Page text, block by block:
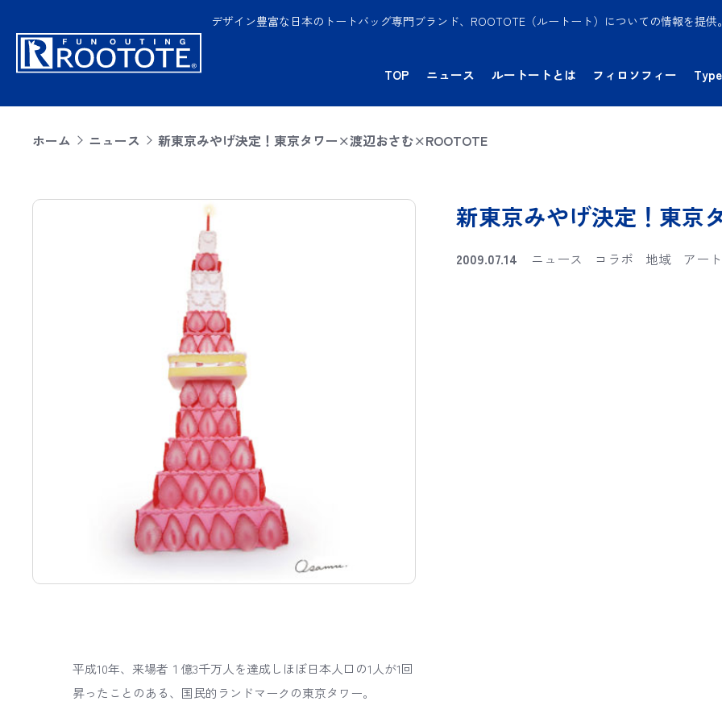
デザイン豊富な日本のトートバッグ専門ブランド、ROOTOTE（ルートート）についての情報を提
TOP ニュース ルートートとは フィロソフィー
ホーム ニュース 新東京みやげ決定！東京タワー×渡辺おさむ×ROOTOTE
新東京みやげ決定！東京
2009.07.14 ニュース コラボ 地域 アー
平成10年、来場者１億3千万人を達成しほぼ日本人口の1人が1回
昇ったことのある、国民的ランドマークの東京タワー。